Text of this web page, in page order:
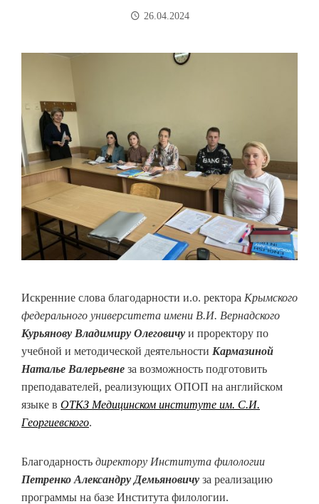
26.04.2024
Искренние слова благодарности и.о. ректора Крымского
федерального университета имени В.И. Вернадского
Курьянову Владимиру Олеговичу и проректору по
учебной и методической деятельности Кармазиной
Наталье Валерьевне за возможность подготовить
преподавателей, реализующих ОПОП на английском
языке в ОТКЗ Медицинском институте им. С.И.
Георгиевского.
Благодарность директору Института филологии
Петренко Александру Демьяновичу за реализацию
программы на базе Института филологии.